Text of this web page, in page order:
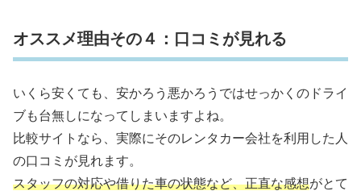
オススメ理由その４：口コミが見れる
いくら安くても、安かろう悪かろうではせっかくのドライ
ブも台無しになってしまいますよね。
比較サイトなら、実際にそのレンタカー会社を利用した人
の口コミが見れます。
スタッフの対応や借りた車の状態など、正直な感想がとて